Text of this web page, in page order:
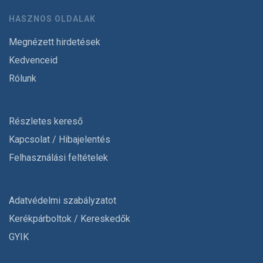
HASZNOS OLDALAK
Megnézett hirdetések
Kedvenceid
Rólunk
Részletes kereső
Kapcsolat / Hibajelentés
Felhasználási feltételek
Adatvédelmi szabályzatot
Kerékpárboltok / Kereskedők
GYIK